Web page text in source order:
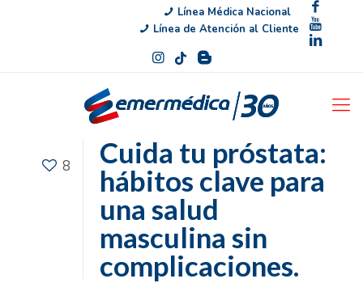
Línea Médica Nacional
Línea de Atención al Cliente
8
Cuida tu próstata:
hábitos clave para
una salud
masculina sin
complicaciones.